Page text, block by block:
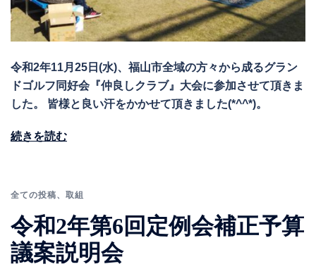
令和2年11月25日(水)、福山市全域の方々から成るグラン
ドゴルフ同好会『仲良しクラブ』大会に参加させて頂きま
した。 皆様と良い汗をかかせて頂きました(*^^*)。
続きを読む
全ての投稿、 取組
令和2年第6回定例会補正予算
議案説明会